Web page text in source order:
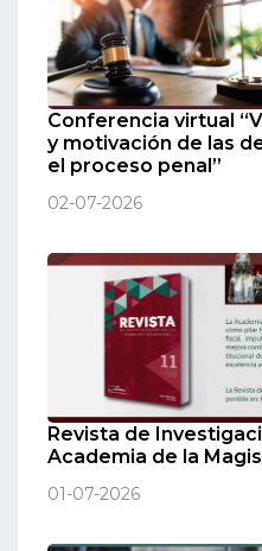
Conferencia virtual
y motivación de las
el proceso penal”
02-07-2026
Revista de
Academia de la
01-07-2026